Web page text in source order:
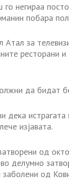
негираа
побара
Атал за
да бидат
дека
изјавата.
од
делумно
заболени од